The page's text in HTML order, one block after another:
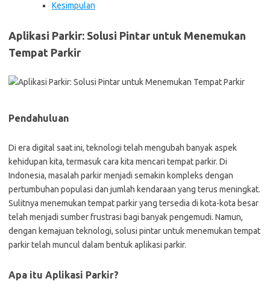
Kesimpulan
Aplikasi Parkir: Solusi Pintar untuk Menemukan
Tempat Parkir
Pendahuluan
Di era digital saat ini, teknologi telah mengubah banyak aspek
kehidupan kita, termasuk cara kita mencari tempat parkir. Di
Indonesia, masalah parkir menjadi semakin kompleks dengan
pertumbuhan populasi dan jumlah kendaraan yang terus meningkat.
Sulitnya menemukan tempat parkir yang tersedia di kota-kota besar
telah menjadi sumber frustrasi bagi banyak pengemudi. Namun,
dengan kemajuan teknologi, solusi pintar untuk menemukan tempat
parkir telah muncul dalam bentuk aplikasi parkir.
Apa itu Aplikasi Parkir?